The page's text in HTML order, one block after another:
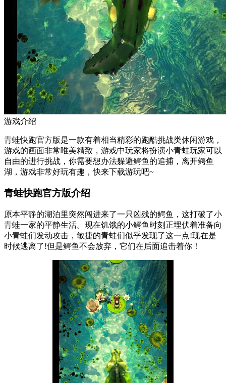
游戏介绍
青蛙快跑官方版是一款有着相当精彩的跑酷挑战类休闲游戏，
游戏的画面非常唯美精致，游戏中玩家将扮演小青蛙玩家可以
自由的进行挑战，你需要想办法躲避鳄鱼的追捕，离开鳄鱼
湖，游戏非常好玩有趣，快来下载游玩吧~
青蛙快跑官方版介绍
原本平静的湖泊里突然闯进来了一只凶残的鳄鱼，这打破了小
青蛙一家的平静生活。现在饥饿的小鳄鱼时刻正埋伏着准备向
小青蛙们发动攻击，敏捷的青蛙们似乎发现了这一点!现在是
时候逃离了!但是鳄鱼不会放弃，它们在后面追击着你！